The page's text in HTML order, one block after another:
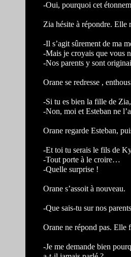
-Oui, pourquoi cet
Zia hésite à répondre. Elle
-Il s’agit sûrement de ma
-Mais je croyais que vous
-Nos parents y sont
Orane se redresse ,
-Si tu es bien la fille de
-Non, moi et Esteban ne
Orane regarde Esteban,
-Et toi tu serais le fils de
-Tout porte à le croire…
-Quelle surprise !
Orane s’assoit à nouveau.
-Que sais-tu sur nos
Orane ne répond pas. Elle
-Je me demande bien